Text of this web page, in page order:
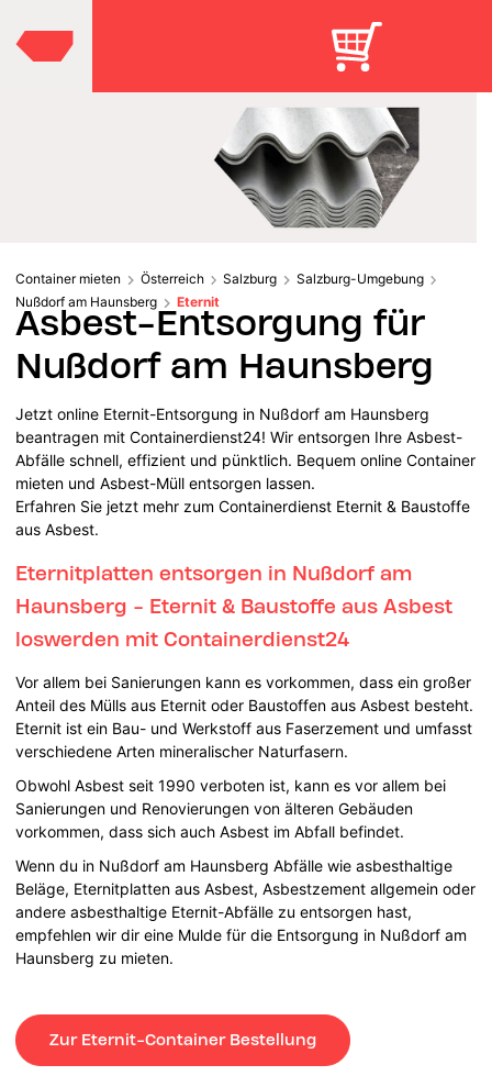
Container mieten Österreich Salzburg
Salzburg-Umgebung
Nußdorf am Haunsberg
Eternit
Asbest-Entsorgung für
Nußdorf am Haunsberg
Jetzt online Eternit-Entsorgung in Nußdorf am Haunsberg
beantragen mit Containerdienst24! Wir entsorgen Ihre Asbest-
Abfälle schnell, effizient und pünktlich. Bequem online Container
mieten und Asbest-Müll entsorgen lassen.
Erfahren Sie jetzt mehr zum Containerdienst Eternit & Baustoffe
aus Asbest.
Eternitplatten entsorgen in Nußdorf am
Haunsberg - Eternit & Baustoffe aus Asbest
loswerden mit Containerdienst24
Vor allem bei Sanierungen kann es vorkommen, dass ein großer
Anteil des Mülls aus Eternit oder Baustoffen aus Asbest besteht.
Eternit ist ein Bau- und Werkstoff aus Faserzement und umfasst
verschiedene Arten mineralischer Naturfasern.
Obwohl Asbest seit 1990 verboten ist, kann es vor allem bei
Sanierungen und Renovierungen von älteren Gebäuden
vorkommen, dass sich auch Asbest im Abfall befindet.
Wenn du in Nußdorf am Haunsberg Abfälle wie asbesthaltige
Beläge, Eternitplatten aus Asbest, Asbestzement allgemein oder
andere asbesthaltige Eternit-Abfälle zu entsorgen hast,
empfehlen wir dir eine Mulde für die Entsorgung in Nußdorf am
Haunsberg zu mieten.
Zur Eternit-Container Bestellung